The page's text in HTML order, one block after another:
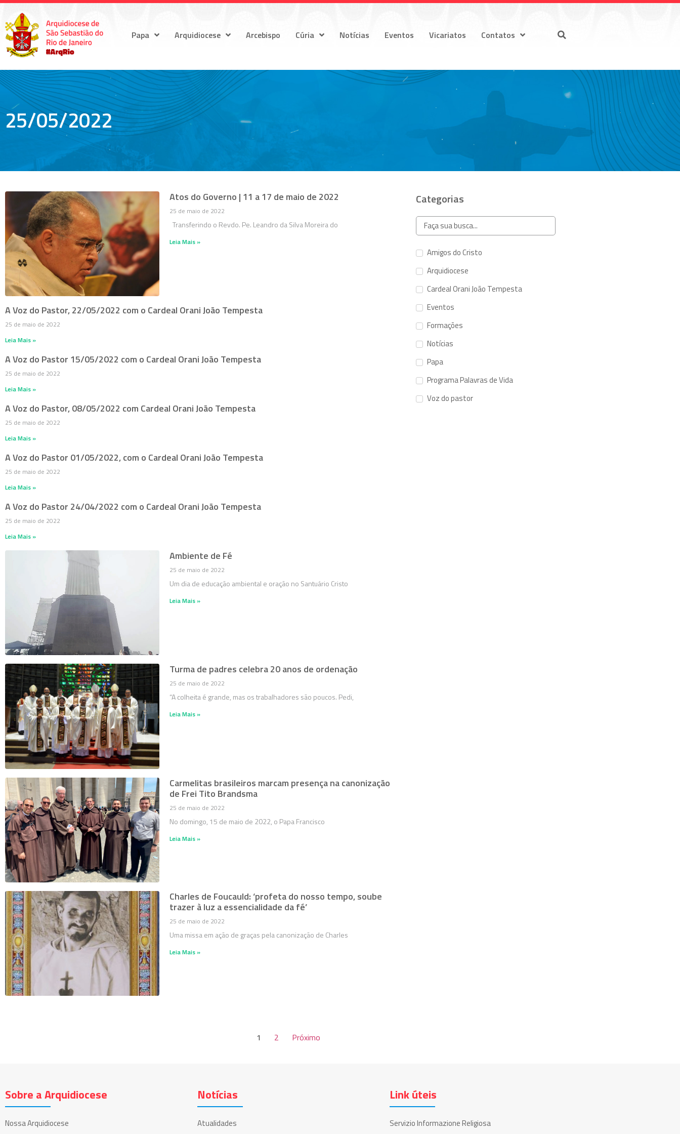
Papa Arquidiocese Arcebispo Cúria Notícias Eventos Vicariatos Contatos
25/05/2022
Atos do Governo | 11 a 17 de maio de 2022
25 de maio de 2022
Transferindo o Revdo. Pe. Leandro da Silva Moreira do
Leia Mais »
A Voz do Pastor, 22/05/2022 com o Cardeal Orani João Tempesta
25 de maio de 2022
Leia Mais »
A Voz do Pastor 15/05/2022 com o Cardeal Orani João Tempesta
25 de maio de 2022
Leia Mais »
A Voz do Pastor, 08/05/2022 com Cardeal Orani João Tempesta
25 de maio de 2022
Leia Mais »
A Voz do Pastor 01/05/2022, com o Cardeal Orani João Tempesta
25 de maio de 2022
Leia Mais »
A Voz do Pastor 24/04/2022 com o Cardeal Orani João Tempesta
25 de maio de 2022
Leia Mais »
Ambiente de Fé
25 de maio de 2022
Um dia de educação ambiental e oração no Santuário Cristo
Leia Mais »
Turma de padres celebra 20 anos de ordenação
25 de maio de 2022
“A colheita é grande, mas os trabalhadores são poucos. Pedi,
Leia Mais »
Carmelitas brasileiros marcam presença na canonização
de Frei Tito Brandsma
25 de maio de 2022
No domingo, 15 de maio de 2022, o Papa Francisco
Leia Mais »
Charles de Foucauld: ‘profeta do nosso tempo, soube
trazer à luz a essencialidade da fé’
25 de maio de 2022
Uma missa em ação de graças pela canonização de Charles
Leia Mais »
Categorias
Amigos do Cristo
Arquidiocese
Cardeal Orani João Tempesta
Eventos
Formações
Notícias
Papa
Programa Palavras de Vida
Voz do pastor
1 2 Próximo
Sobre a Arquidiocese
Nossa Arquidiocese
Notícias
Atualidades
Link úteis
Servizio Informazione Religiosa